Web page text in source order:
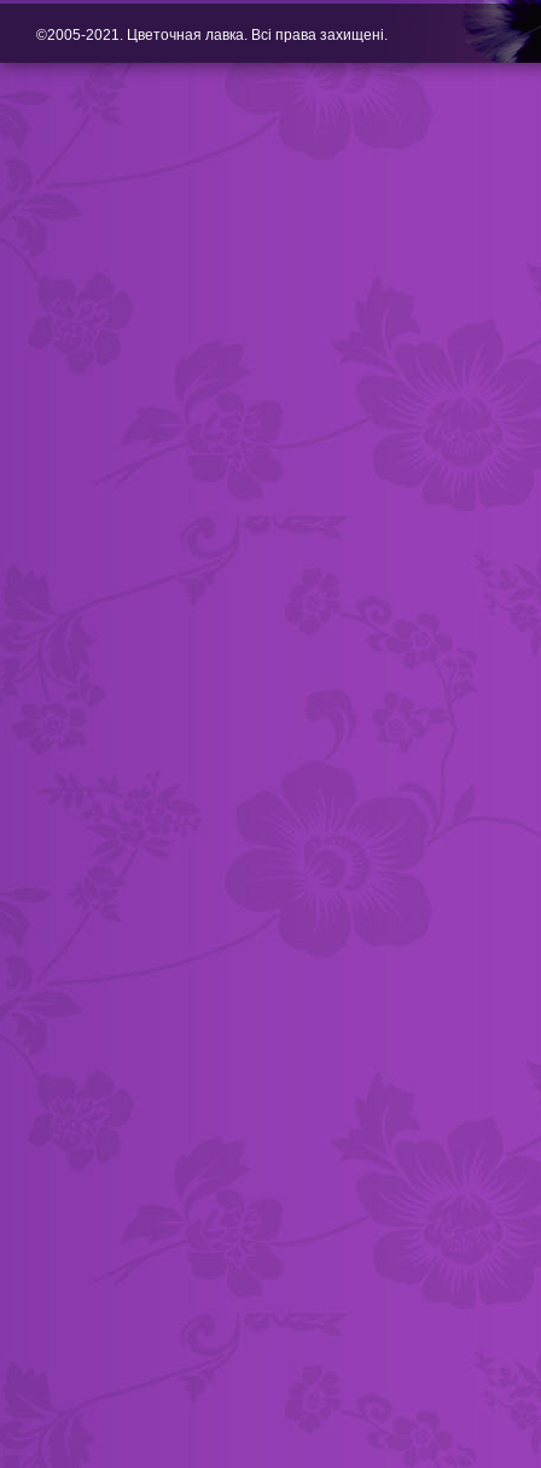
©2005-2021. Цветочная лавка. Всі права захищені.